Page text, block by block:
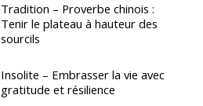
Tradition – Proverbe chinois :
Tenir le plateau à hauteur des
sourcils
Insolite – Embrasser la vie avec
gratitude et résilience